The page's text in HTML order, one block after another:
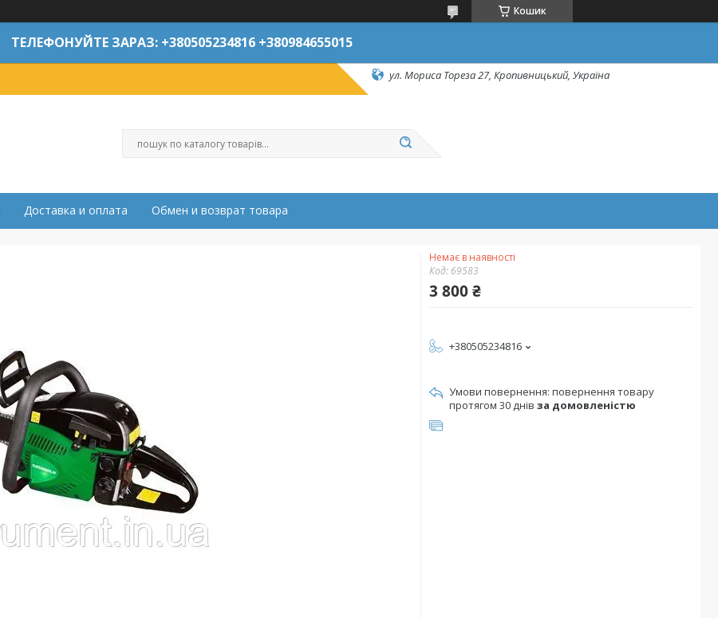
Кошик
ТЕЛЕФОНУЙТЕ ЗАРАЗ: +380505234816 +380984655015
ул. Мориса Тореза 27, Кропивницький, Україна
Доставка и оплата Обмен и возврат товара
Немає в наявності
Код: 69583
3 800 ₴
+380505234816
повернення товару
протягом 30 днів за домовленістю